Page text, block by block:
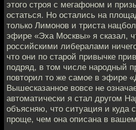
этого строя с мегафоном и
остаться. Но остались на
только Лимонов и триста
эфире «Эха Москвы» я сказал,
российскими либералами
что они по старой привычке
подряд, в том числе народный
повторил то же самое в эфире
Вышесказанное вовсе не
автоматически я стал другом
объясняю, что ситуация и куда
проще, чем она описана в